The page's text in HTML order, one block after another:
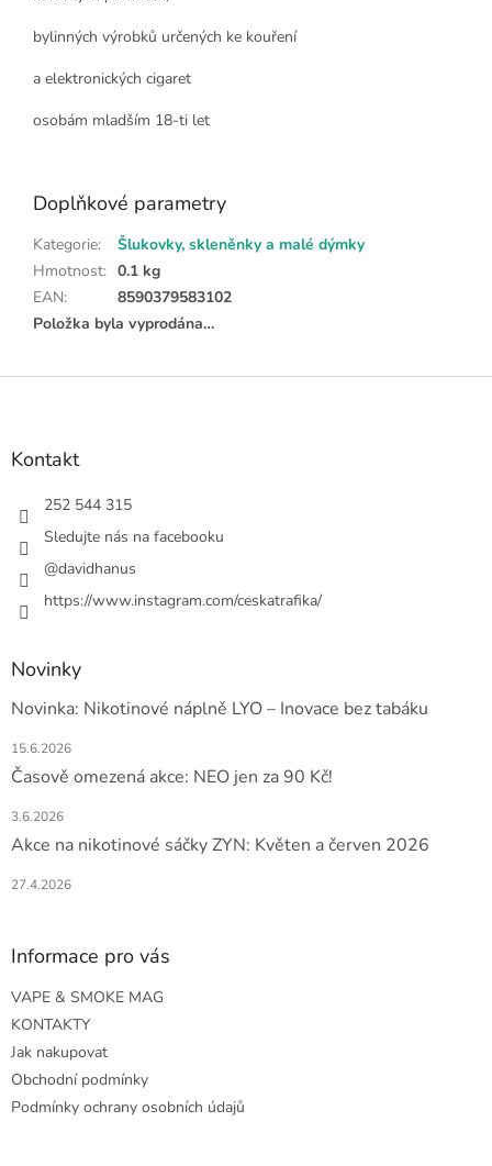
bylinných výrobků určených ke kouření
a elektronických cigaret
osobám mladším 18-ti let
Doplňkové parametry
Kategorie:
Šlukovky, skleněnky a malé dýmky
Hmotnost: 0.1 kg
EAN:
8590379583102
Položka byla vyprodána…
Z
Kontakt
252 544 315
Sledujte nás na facebooku
@davidhanus
https://www.instagram.com/ceskatrafika/
Novinky
Novinka: Nikotinové náplně LYO – Inovace bez tabáku
15.6.2026
Časově omezená akce: NEO jen za 90 Kč!
3.6.2026
Akce na nikotinové sáčky ZYN: Květen a červen 2026
27.4.2026
Informace pro vás
VAPE & SMOKE MAG
KONTAKTY
Jak nakupovat
Obchodní podmínky
Podmínky ochrany osobních údajů